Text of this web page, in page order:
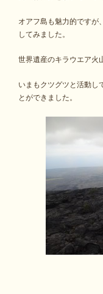
オアフ島も魅力的ですが
してみました。
世界遺産のキラウエア火
いまもクツグツと活動し
とができました。